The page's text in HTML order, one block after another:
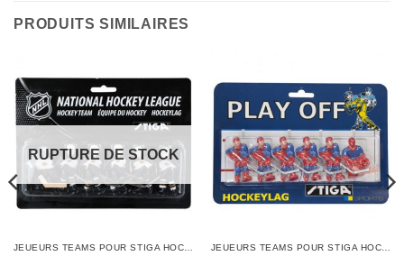
PRODUITS SIMILAIRES
RUPTURE DE STOCK
JEUEURS TEAMS POUR STIGA HOCKEY GAME JEUEURS TEAMS POUR STIGA HOCKEY GAME